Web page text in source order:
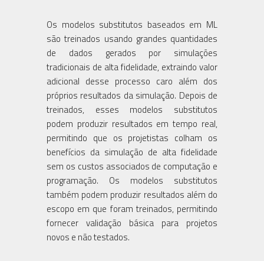
Os modelos substitutos baseados em ML
são treinados usando grandes quantidades
de dados gerados por simulações
tradicionais de alta fidelidade, extraindo valor
adicional desse processo caro além dos
próprios resultados da simulação. Depois de
treinados, esses modelos substitutos
podem produzir resultados em tempo real,
permitindo que os projetistas colham os
benefícios da simulação de alta fidelidade
sem os custos associados de computação e
programação. Os modelos substitutos
também podem produzir resultados além do
escopo em que foram treinados, permitindo
fornecer validação básica para projetos
novos e não testados.